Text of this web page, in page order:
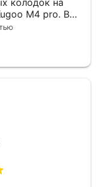
M4 pro. Всё
максимально
в этот